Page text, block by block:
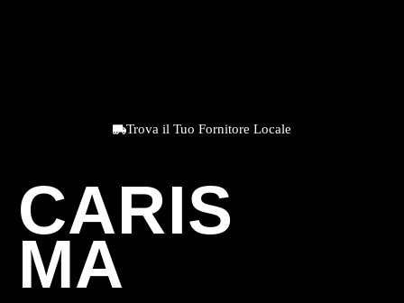
Trova il Tuo Fornitore Locale
CARIS
MA